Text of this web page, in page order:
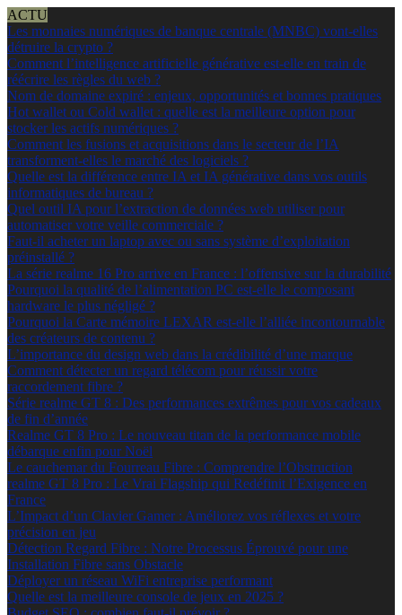
ACTU
Les monnaies numériques de banque centrale (MNBC) vont-elles
détruire la crypto ?
Comment l’intelligence artificielle générative est-elle en train de
réécrire les règles du web ?
Nom de domaine expiré : enjeux, opportunités et bonnes pratiques
Hot wallet ou Cold wallet : quelle est la meilleure option pour
stocker les actifs numériques ?
Comment les fusions et acquisitions dans le secteur de l’IA
transforment-elles le marché des logiciels ?
Quelle est la différence entre IA et IA générative dans vos outils
informatiques de bureau ?
Quel outil IA pour l’extraction de données web utiliser pour
automatiser votre veille commerciale ?
Faut-il acheter un laptop avec ou sans système d’exploitation
préinstallé ?
La série realme 16 Pro arrive en France : l’offensive sur la durabilité
Pourquoi la qualité de l’alimentation PC est-elle le composant
hardware le plus négligé ?
Pourquoi la Carte mémoire LEXAR est-elle l’alliée incontournable
des créateurs de contenu ?
L’importance du design web dans la crédibilité d’une marque
Comment détecter un regard télécom pour réussir votre
raccordement fibre ?
Série realme GT 8 : Des performances extrêmes pour vos cadeaux
de fin d’année
Realme GT 8 Pro : Le nouveau titan de la performance mobile
débarque enfin pour Noël
Le cauchemar du Fourreau Fibre : Comprendre l’Obstruction
realme GT 8 Pro : Le Vrai Flagship qui Redéfinit l’Exigence en
France
L’Impact d’un Clavier Gamer : Améliorez vos réflexes et votre
précision en jeu
Détection Regard Fibre : Notre Processus Éprouvé pour une
Installation Fibre sans Obstacle
Déployer un réseau WiFi entreprise performant
Quelle est la meilleure console de jeux en 2025 ?